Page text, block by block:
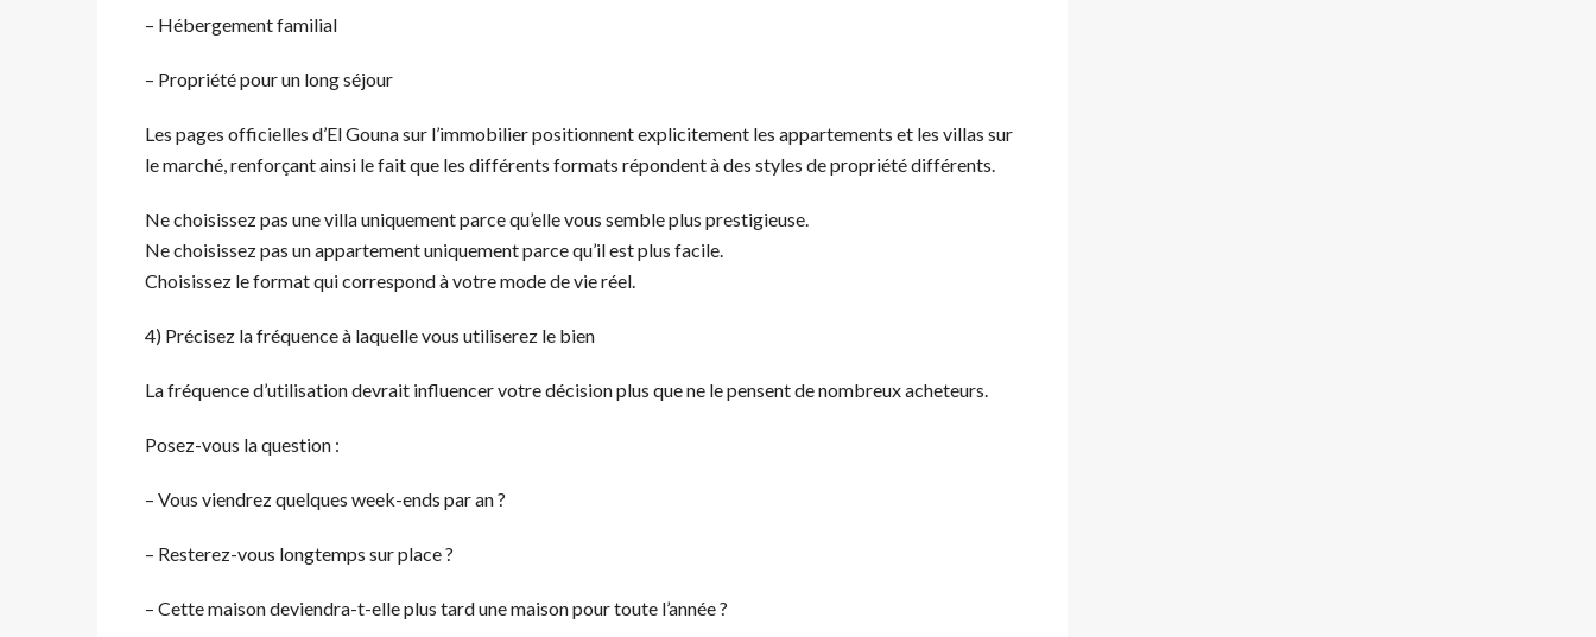
– Hébergement familial
– Propriété pour un long séjour
Les pages officielles d’El Gouna sur l’immobilier positionnent explicitement les appartements et les villas sur
le marché, renforçant ainsi le fait que les différents formats répondent à des styles de propriété différents.
Ne choisissez pas une villa uniquement parce qu’elle vous semble plus prestigieuse.
Ne choisissez pas un appartement uniquement parce qu’il est plus facile.
Choisissez le format qui correspond à votre mode de vie réel.
4) Précisez la fréquence à laquelle vous utiliserez le bien
La fréquence d’utilisation devrait influencer votre décision plus que ne le pensent de nombreux acheteurs.
Posez-vous la question :
– Vous viendrez quelques week-ends par an ?
– Resterez-vous longtemps sur place ?
– Cette maison deviendra-t-elle plus tard une maison pour toute l’année ?